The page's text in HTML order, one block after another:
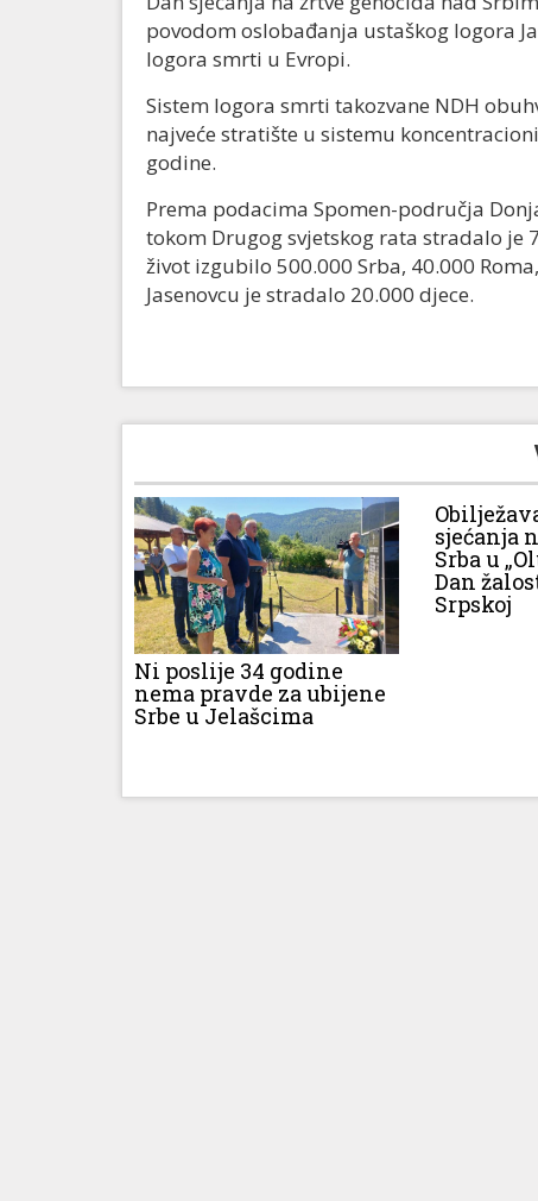
povodom oslobađanja ustaškog logora
logora smrti u Evropi.
Sistem logora smrti takozvane NDH
najveće stratište u sistemu
godine.
Prema podacima Spomen-područja
tokom Drugog svjetskog rata stradalo je
život izgubilo 500.000 Srba, 40.000
Jasenovcu je stradalo 20.000 djece.
Ni poslije 34 godine
nema pravde za ubijene
Srbe u Jelašcima
sjećanja
Srba u
Dan
Srpskoj